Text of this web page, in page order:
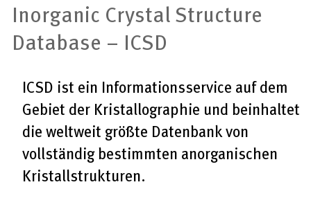
Inorganic Crystal Structure
Database – ICSD
ICSD ist ein Informationsservice auf dem
Gebiet der Kristallographie und beinhaltet
die weltweit größte Datenbank von
vollständig bestimmten anorganischen
Kristallstrukturen.